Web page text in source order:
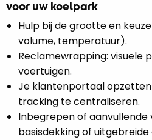
voor uw koelpark
Hulp bij de grootte en
volume, temperatuur).
Reclamewrapping: visuele
voertuigen.
Je klantenportaal
tracking te centraliseren.
Inbegrepen of aanvullende
basisdekking of